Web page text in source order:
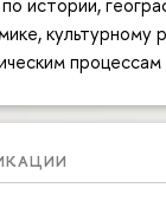
культурному